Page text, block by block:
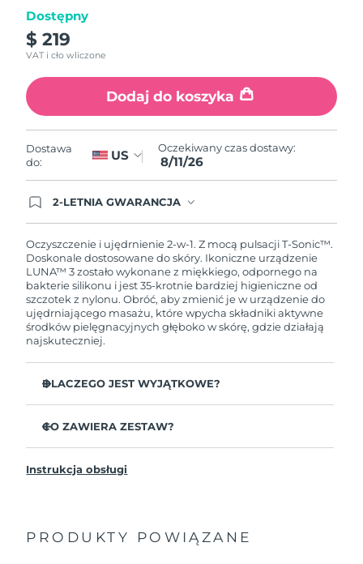
Dostępny
$ 219
VAT i cło wliczone
Dodaj do koszyka
Dostawa
do:
US Oczekiwany czas dostawy:
8/11/26
2-LETNIA GWARANCJA
przypadku wystąpienia problemów w ciągu 2 lat
od zakupu, FOREO bezpłatnie wymieni produkt.
Oczyszczenie i ujędrnienie 2-w-1. Z mocą pulsacji T-Sonic™.
Doskonale dostosowane do skóry. Ikoniczne urządzenie
LUNA™ 3 zostało wykonane z miękkiego, odpornego na
bakterie silikonu i jest 35-krotnie bardziej higieniczne od
szczotek z nylonu. Obróć, aby zmienić je w urządzenie do
ujędrniającego masażu, które wpycha składniki aktywne
środków pielęgnacyjnych głęboko w skórę, gdzie działają
najskuteczniej.
DLACZEGO JEST WYJĄTKOWE?
zanieczyszczeń, sebum i pozostałości makijażu.
Usuń zalegające głęboko w porach nieczystości,
jaśniejszej, zdrowszej cery.
Ultramiękkie wypustki z silikonu delikatnie usuwają
CO ZAWIERA ZESTAW?
Kabel ładujący USB
Ogólna instrukcja
Instrukcja obsługi
PRODUKTY POWIĄZANE